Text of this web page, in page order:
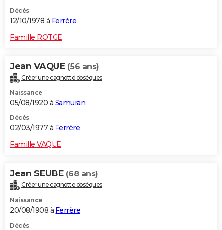
Décès
12/10/1978 à Ferrère
Famille ROTGE
Jean VAQUE (56 ans)
Créer une cagnotte obsèques
Naissance
05/08/1920 à Samuran
Décès
02/03/1977 à Ferrère
Famille VAQUE
Jean SEUBE (68 ans)
Créer une cagnotte obsèques
Naissance
20/08/1908 à Ferrère
Décès